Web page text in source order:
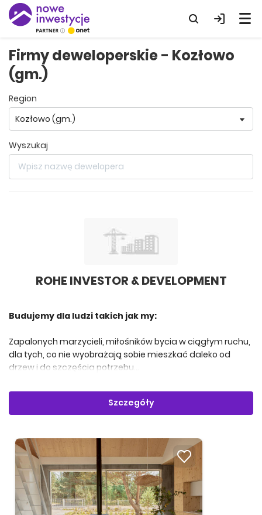
Firmy deweloperskie - Kozłowo
(gm.)
region
wyszukaj
ROHE INVESTOR & DEVELOPMENT
Budujemy dla ludzi takich jak my:
Zapalonych marzycieli, miłośników bycia w ciągłym ruchu,
dla tych, co nie wyobrażają sobie mieszkać daleko od
drzew i do szczęścia potrzebu...
Szczegóły